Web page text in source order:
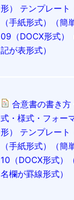
形） テンプレート
（手紙形式）（簡
09（DOCX形式）
記が表形式）
合意書の書き方
式・様式・フォー
形） テンプレート
（手紙形式）（簡
10（DOCX形式）
名欄が罫線形式）